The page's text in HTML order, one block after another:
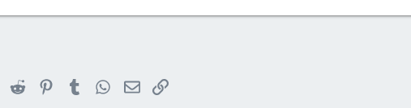
LinkedIn
Reddit PinterestTumblr WhatsApp
EmailEnlace